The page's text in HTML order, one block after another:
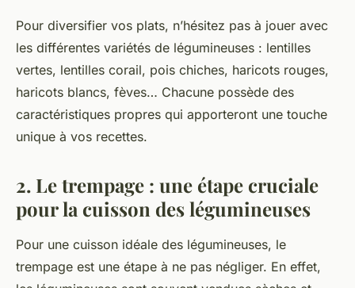
Pour diversifier vos plats, n’hésitez pas à jouer avec
les différentes variétés de légumineuses : lentilles
vertes, lentilles corail, pois chiches, haricots rouges,
haricots blancs, fèves… Chacune possède des
caractéristiques propres qui apporteront une touche
unique à vos recettes.
2. Le trempage : une étape cruciale
pour la cuisson des légumineuses
Pour une cuisson idéale des légumineuses, le
trempage est une étape à ne pas négliger. En effet,